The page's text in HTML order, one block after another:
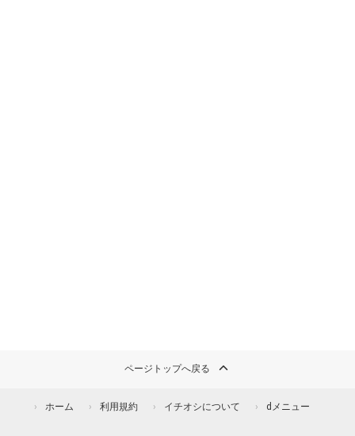
ページトップへ戻る
ホーム 利用規約 イチオシについて dメニュー